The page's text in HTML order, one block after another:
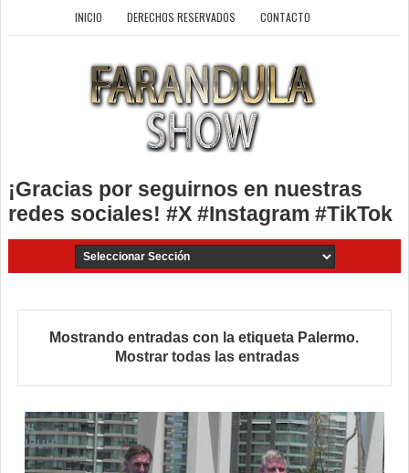
INICIO DERECHOS RESERVADOS CONTACTO
¡Gracias por seguirnos en nuestras
redes sociales! #X #Instagram #TikTok
Mostrando entradas con la etiqueta Palermo.
Mostrar todas las entradas